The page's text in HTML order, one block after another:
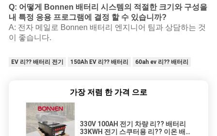
Q: 어떻게 Bonnen 배터리 시스템의 적절한 크기와 구성을
내 특정 응용 프로그램에 결정 할 수 있습니까?
A: 전자 메일로 Bonnen 배터리 엔지니어 팀과 상담하는 것
이 좋습니다.
EV 리?? 배터리 전기 150Ah EV 리?? 배터리 60ah ev 리?? 배터리
가장 저렴 한 가격 으로
330V 100AH 전기 차량 리?? 배터리
33KWH 전기 스쿠터용 리?? 이온 배